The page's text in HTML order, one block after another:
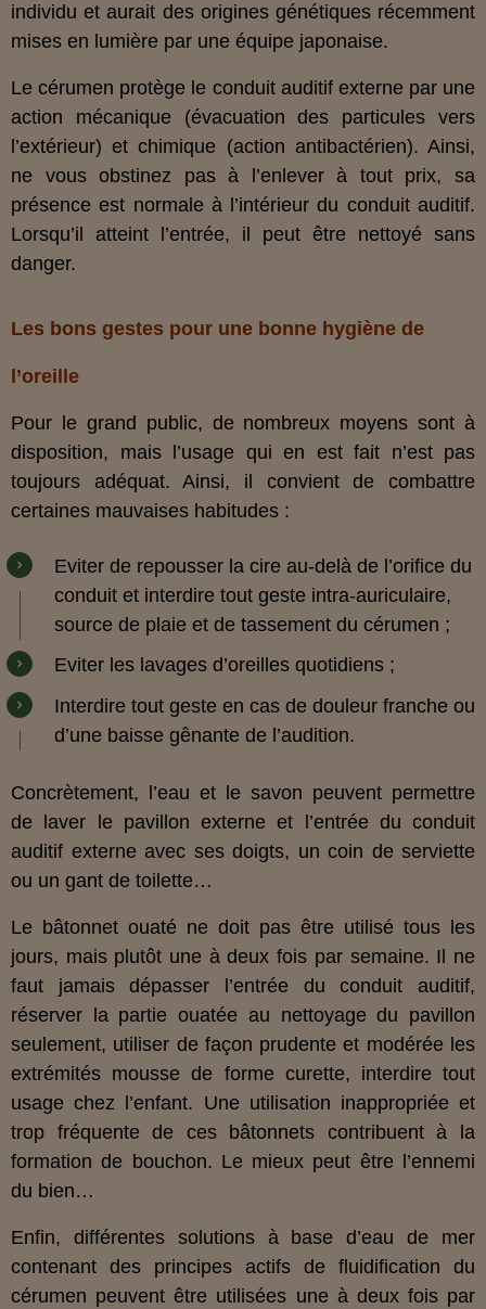
individu et aurait des origines génétiques récemment
mises en lumière par une équipe japonaise.
Le cérumen protège le conduit auditif externe par une
action mécanique (évacuation des particules vers
l’extérieur) et chimique (action antibactérien). Ainsi,
ne vous obstinez pas à l’enlever à tout prix, sa
présence est normale à l’intérieur du conduit auditif.
Lorsqu’il atteint l’entrée, il peut être nettoyé sans
danger.
Les bons gestes pour une bonne hygiène de
l’oreille
Pour le grand public, de nombreux moyens sont à
disposition, mais l’usage qui en est fait n’est pas
toujours adéquat. Ainsi, il convient de combattre
certaines mauvaises habitudes :
Eviter de repousser la cire au-delà de l’orifice du
conduit et interdire tout geste intra-auriculaire,
source de plaie et de tassement du cérumen ;
Eviter les lavages d’oreilles quotidiens ;
Interdire tout geste en cas de douleur franche ou
d’une baisse gênante de l’audition.
Concrètement, l’eau et le savon peuvent permettre
de laver le pavillon externe et l’entrée du conduit
auditif externe avec ses doigts, un coin de serviette
ou un gant de toilette…
Le bâtonnet ouaté ne doit pas être utilisé tous les
jours, mais plutôt une à deux fois par semaine. Il ne
faut jamais dépasser l’entrée du conduit auditif,
réserver la partie ouatée au nettoyage du pavillon
seulement, utiliser de façon prudente et modérée les
extrémités mousse de forme curette, interdire tout
usage chez l’enfant. Une utilisation inappropriée et
trop fréquente de ces bâtonnets contribuent à la
formation de bouchon. Le mieux peut être l’ennemi
du bien…
Enfin, différentes solutions à base d’eau de mer
contenant des principes actifs de fluidification du
cérumen peuvent être utilisées une à deux fois par